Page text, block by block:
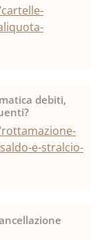
debiti,
e-stralcio-